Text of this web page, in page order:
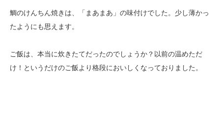
鯛のけんちん焼きは、「まあまあ」の味付けでした。少し薄かっ
たようにも思えます。
ご飯は、本当に炊きたてだったのでしょうか？以前の温めただ
け！というだけのご飯より格段においしくなっておりました。